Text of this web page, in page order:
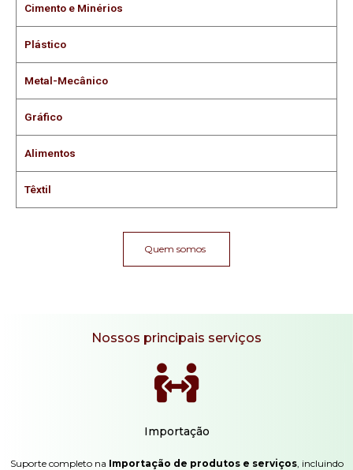
Cimento e Minérios
Plástico
Metal-Mecânico
Gráfico
Alimentos
Têxtil
Quem somos
Nossos principais serviços
Importação
Suporte completo na Importação de produtos e serviços, incluindo